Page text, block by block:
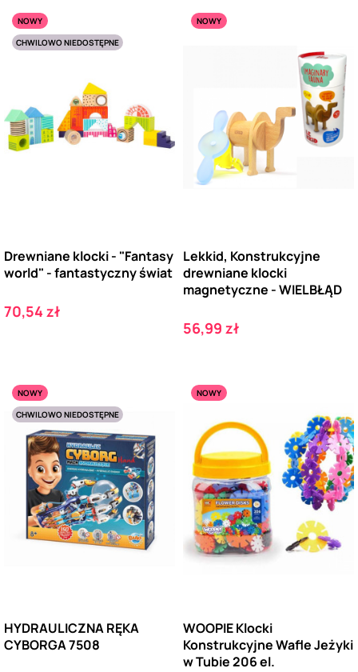
NOWY
CHWILOWO NIEDOSTĘPNE
Drewniane klocki - "Fantasy
world" - fantastyczny świat
Cena
70,54 zł
NOWY
Lekkid, Konstrukcyjne
drewniane klocki
magnetyczne - WIELBŁĄD
Cena
56,99 zł
NOWY
CHWILOWO NIEDOSTĘPNE
HYDRAULICZNA RĘKA
CYBORGA 7508
NOWY
WOOPIE Klocki
Konstrukcyjne Wafle Jeżyki
w Tubie 206 el.